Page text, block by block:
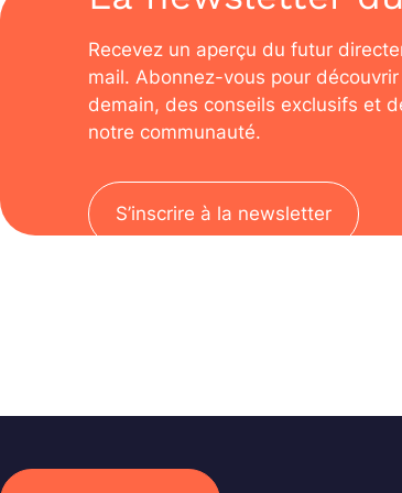
Recevez un aperçu du futur
mail. Abonnez-vous pour
demain, des conseils exclusifs et
notre communauté.
S’inscrire à la newsletter